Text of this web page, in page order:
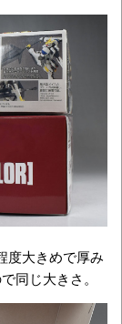
度大きめで厚み
同じ大きさ。